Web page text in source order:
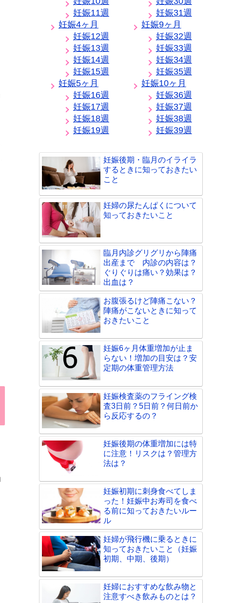
妊娠11週
妊娠4ヶ月
妊娠12週
妊娠13週
妊娠14週
妊娠15週
妊娠5ヶ月
妊娠16週
妊娠17週
妊娠18週
妊娠19週
妊娠31週
妊娠9ヶ月
妊娠32週
妊娠33週
妊娠34週
妊娠35週
妊娠10ヶ月
妊娠36週
妊娠37週
妊娠38週
妊娠39週
妊娠後期・臨月のイライラ
するときに知っておきたい
こと
妊婦の尿たんぱくについて
知っておきたいこと
臨月内診グリグリから陣痛
出産まで 内診の内容は？
ぐりぐりは痛い？効果は？
出血は？
お腹張るけど陣痛こない？
陣痛がこないときに知って
おきたいこと
妊娠6ヶ月体重増加が止ま
らない！増加の目安は？安
定期の体重管理方法
妊娠検査薬のフライング検
査3日前？5日前？何日前か
ら反応するの？
妊娠後期の体重増加には特
に注意！リスクは？管理方
法は？
妊娠初期に刺身食べてしま
った！妊娠中お寿司を食べ
る前に知っておきたいルー
ル
妊婦が飛行機に乗るときに
知っておきたいこと（妊娠
初期、中期、後期）
妊婦におすすめな飲み物と
注意すべき飲みものとは？